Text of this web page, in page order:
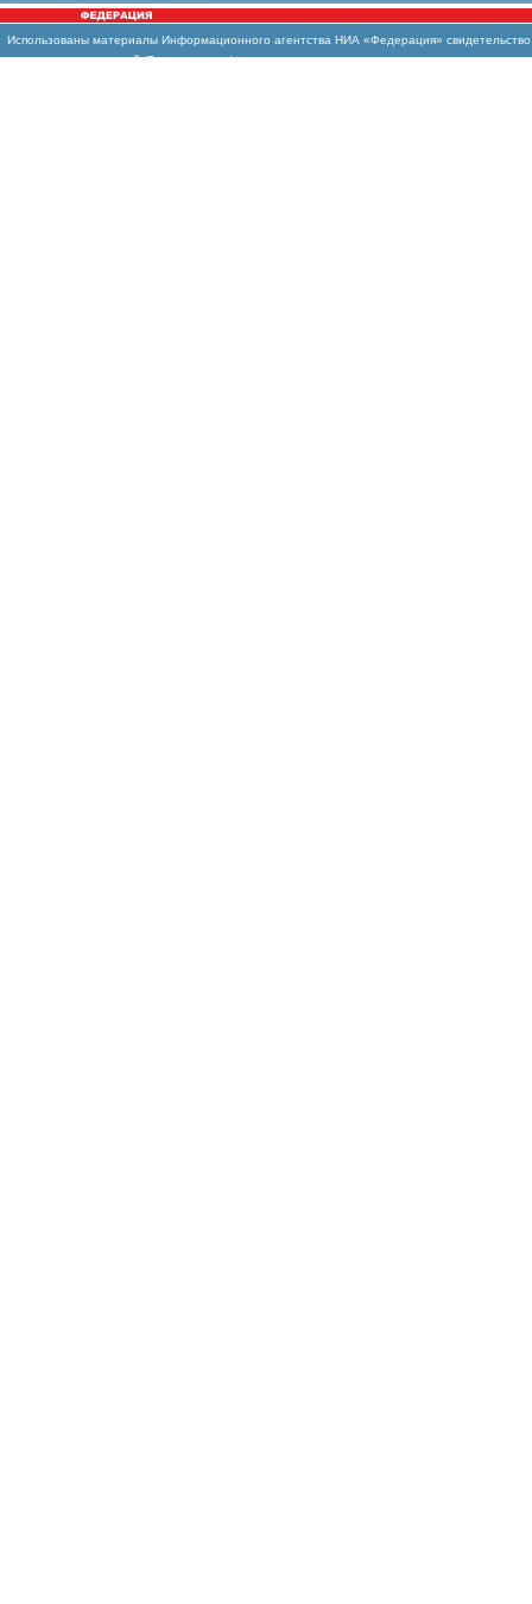
Использованы материалы Информационного агентства НИА «Федерация»
массовых коммуникаций (Роскомнадзор)